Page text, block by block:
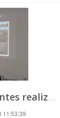
Personas mayahablantes realizan encuentro de rescate de la lengua con un enfoque tecnológico,
11:53:39